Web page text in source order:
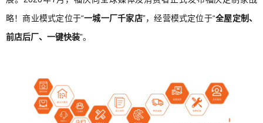
略！商业模式定位于“一城一厂千家店”，经营模式定位于“全屋定制、
前店后厂、一键快装”。